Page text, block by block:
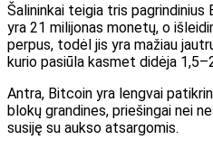
Šalininkai teigia tris pagrindinius
yra 21 milijonas monetų, o
perpus, todėl jis yra mažiau
kurio pasiūla kasmet didėja
Antra, Bitcoin yra lengvai
blokų grandines, priešingai nei
susiję su aukso atsargomis.